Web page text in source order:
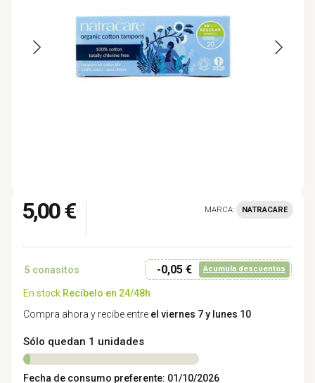
5,00 € MARCA: NATRACARE
5 conasitos -0,05 € Acumula descuentos
En stock Recíbelo en 24/48h
Compra ahora y recibe entre el viernes 7 y lunes 10
Sólo quedan 1 unidades
Fecha de consumo preferente: 01/10/2026